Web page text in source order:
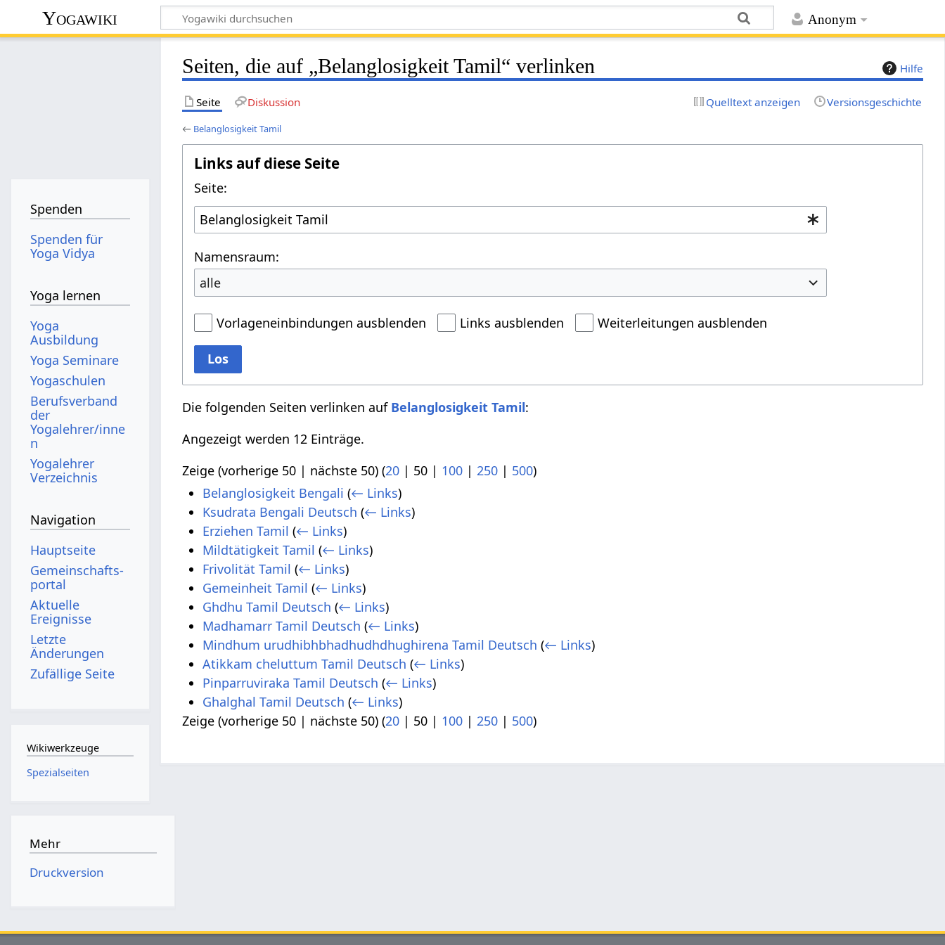
Anonym
Yogawiki
Hilfe
Seiten, die auf „Belanglosigkeit Tamil“ verlinken
Seite Diskussion Quelltext anzeigen Versionsgeschichte
← Belanglosigkeit Tamil
Links auf diese Seite
Seite:
Namensraum:
alle
Vorlageneinbindungen ausblenden Links ausblenden Weiterleitungen ausblenden
Los
Die folgenden Seiten verlinken auf Belanglosigkeit Tamil:
Angezeigt werden 12 Einträge.
Zeige (vorherige 50 | nächste 50) (20 | 50 | 100 |250 | 500)
Belanglosigkeit Bengali (← Links)
Ksudrata Bengali Deutsch (← Links)
Erziehen Tamil (← Links)
Mildtätigkeit Tamil (← Links)
Frivolität Tamil (← Links)
Gemeinheit Tamil (← Links)
Ghdhu Tamil Deutsch (← Links)
Madhamarr Tamil Deutsch (← Links)
Mindhum urudhibhbhadhudhdhughirena Tamil Deutsch (← Links)
Atikkam cheluttum Tamil Deutsch (← Links)
Pinparruviraka Tamil Deutsch (← Links)
Ghalghal Tamil Deutsch (← Links)
Zeige (vorherige 50 | nächste 50) (20 | 50 | 100 |250 | 500)
Spenden
Spenden für
Yoga Vidya
Yoga lernen
Yoga
Ausbildung
Yoga Seminare
Yogaschulen
Berufsverband
der
Yogalehrer/inne
n
Yogalehrer
Verzeichnis
Navigation
Hauptseite
Gemeinschafts­
portal
Aktuelle
Ereignisse
Letzte
Änderungen
Zufällige Seite
Wikiwerkzeuge
Spezialseiten
Mehr
Druckversion